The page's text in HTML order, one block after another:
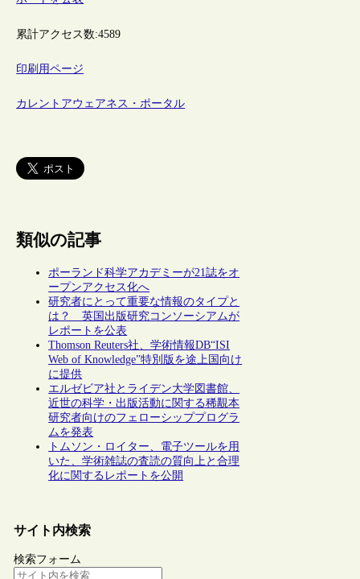
累計アクセス数:4589
印刷用ページ
カレントアウェアネス・ポータル
類似の記事
ポーランド科学アカデミーが21誌をオ
ープンアクセス化へ
研究者にとって重要な情報のタイプと
は？ 英国出版研究コンソーシアムが
レポートを公表
Thomson Reuters社、学術情報DB“ISI
Web of Knowledge”特別版を途上国向け
に提供
エルゼビア社とライデン大学図書館、
近世の科学・出版活動に関する稀覯本
研究者向けのフェローシッププログラ
ムを発表
トムソン・ロイター、電子ツールを用
いた、学術雑誌の査読の質向上と合理
化に関するレポートを公開
サイト内検索
検索フォーム